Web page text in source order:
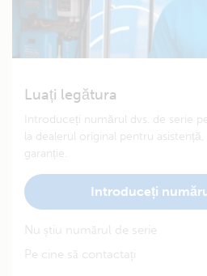
Luați legătura
Introduceți numărul dvs. de serie
la dealerul original pentru
garanție.
Introduceți
Nu știu numărul de serie
Pe cine să contactați